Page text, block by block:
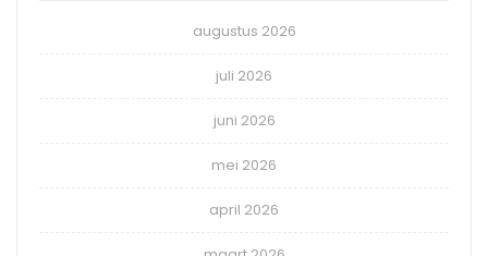
augustus 2026
juli 2026
juni 2026
mei 2026
april 2026